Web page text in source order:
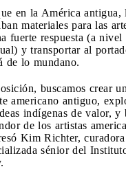
en la América antigua,
materiales para las
fuerte respuesta (a nivel
y transportar al
de lo mundano.
buscamos crear
americano antiguo,
indígenas de valor, y
de los artistas
Kim Richter,
sénior del